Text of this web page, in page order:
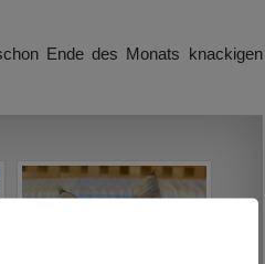
Ende des Monats knackigen